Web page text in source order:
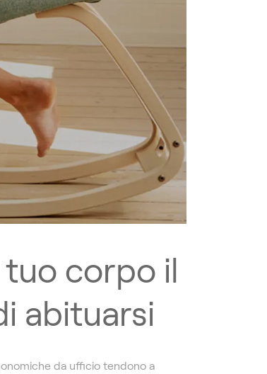
tuo corpo il
abituarsi
da ufficio tendono a